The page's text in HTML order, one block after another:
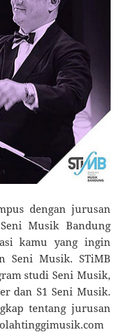
dengan jurusan
Musik Bandung
kamu yang ingin
Seni Musik. STiMB
studi Seni Musik,
dan S1 Seni Musik.
tentang jurusan